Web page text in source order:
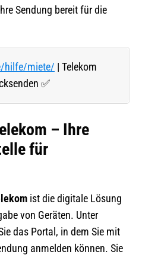
Sendung bereit für die
hilfe/miete/ | Telekom
✅
– Ihre
für
ist die digitale Lösung
von Geräten. Unter
das Portal, in dem Sie mit
anmelden können. Sie